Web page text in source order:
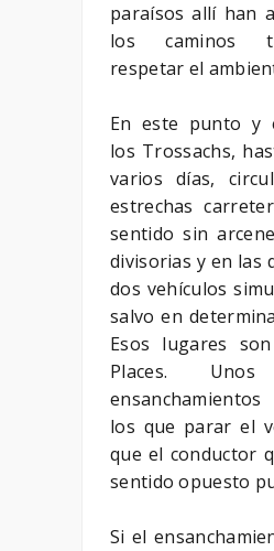
paraísos allí han
los caminos
respetar el
En este punto y
los Trossachs,
varios días,
estrechas
sentido sin
divisorias y en las
dos vehículos
salvo en
Esos lugares
Places. Unos
los que parar el
que el conductor
sentido opuesto
Si el